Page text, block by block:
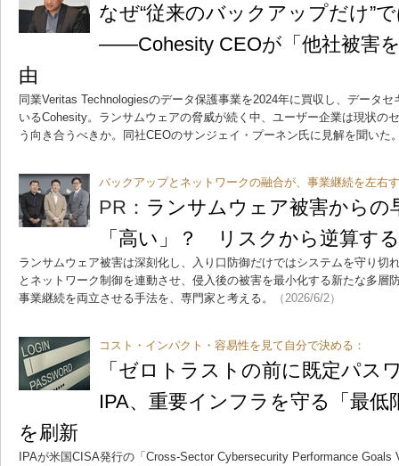
なぜ“従来のバックアップだけ”
――Cohesity CEOが「他社被害
由
同業Veritas Technologiesのデータ保護事業を2024年に買収し、データ
いるCohesity。ランサムウェアの脅威が続く中、ユーザー企業は現状の
う向き合うべきか。同社CEOのサンジェイ・プーネン氏に見解を聞いた
バックアップとネットワークの融合が、事業継続を左右
PR： ランサムウェア被害からの
「高い」？ リスクから逆算す
ランサムウェア被害は深刻化し、入り口防御だけではシステムを守り切
とネットワーク制御を連動させ、侵入後の被害を最小化する新たな多層
事業継続を両立させる手法を、専門家と考える。
（2026/6/2）
コスト・インパクト・容易性を見て自分で決める：
「ゼロトラストの前に既定パ
IPA、重要インフラを守る「最
を刷新
IPAが米国CISA発行の「Cross-Sector Cybersecurity Performance Goals